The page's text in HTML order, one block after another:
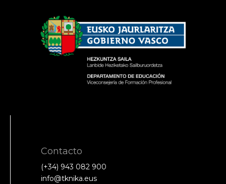
Contacto
(+34) 943 082 900
info@tknika.eus